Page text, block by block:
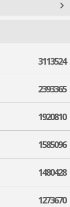
3113524
2393365
1920810
1585096
1480428
1273670